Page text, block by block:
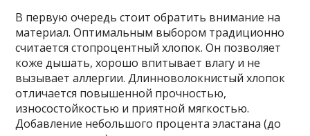
В первую очередь стоит обратить внимание на
материал. Оптимальным выбором традиционно
считается стопроцентный хлопок. Он позволяет
коже дышать, хорошо впитывает влагу и не
вызывает аллергии. Длинноволокнистый хлопок
отличается повышенной прочностью,
износостойкостью и приятной мягкостью.
Добавление небольшого процента эластана (до